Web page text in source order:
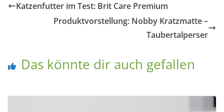
Katzenfutter im Test: Brit Care Premium
Produktvorstellung: Nobby Kratzmatte –
Taubertalperser
Das könnte dir auch gefallen